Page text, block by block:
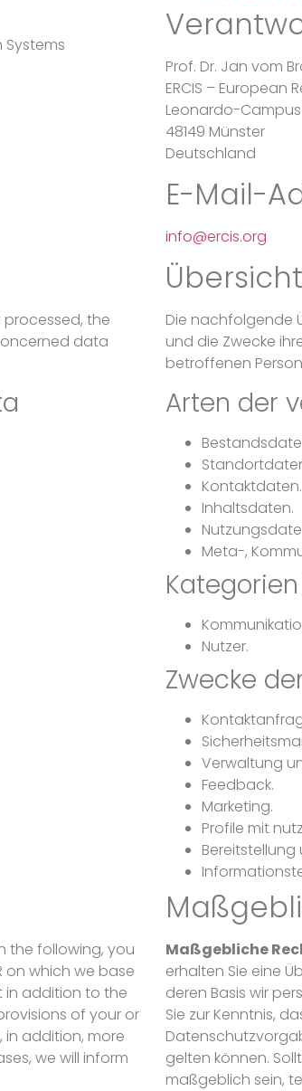
Systems
the
data
the following, you
on which we base
in addition to the
of your or
in addition, more
we will inform
Prof. Dr. Jan vom
ERCIS –
Leonardo-
48149 Münster
Deutschland
E-Mail-
info@ercis.org
Die nachfolgende
und die Zwecke
betroffenen
Arten der
Kontaktdaten.
Inhaltsdaten.
Meta-,
Nutzer.
Zwecke
Verwaltung
Feedback.
Marketing.
Profile mit
Maßgebliche
erhalten Sie eine
deren Basis wir
Sie zur Kenntnis,
gelten können.
maßgeblich sein,